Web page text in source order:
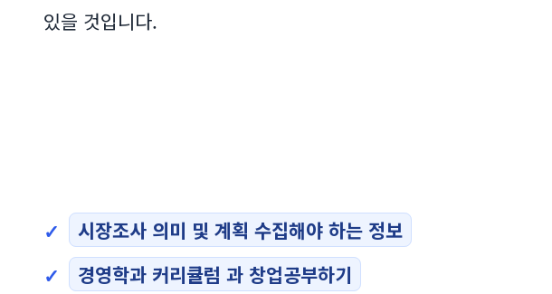
있을 것입니다.
시장조사 의미 및 계획 수집해야 하는 정보
경영학과 커리큘럼 과 창업공부하기